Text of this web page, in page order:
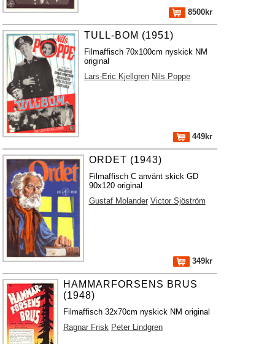
8500kr
TULL-BOM (1951)
Filmaffisch 70x100cm nyskick NM
original
Lars-Eric Kjellgren Nils Poppe
449kr
ORDET (1943)
Filmaffisch C använt skick GD
90x120 original
Gustaf Molander Victor Sjöström
349kr
HAMMARFORSENS BRUS
(1948)
Filmaffisch 32x70cm nyskick NM original
Ragnar Frisk Peter Lindgren